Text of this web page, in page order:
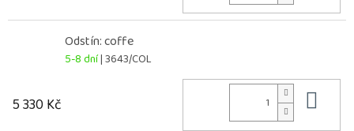
Odstín: coffe
5-8 dní| 3643/COL
5 330 Kč